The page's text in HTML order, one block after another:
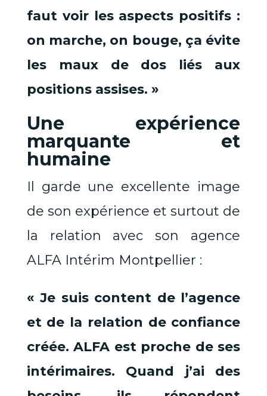
faut voir les aspects positifs :
on marche, on bouge, ça évite
les maux de dos liés aux
positions assises. »
Une expérience
marquante et
humaine
Il garde une excellente image
de son expérience et surtout de
la relation avec son agence
ALFA Intérim Montpellier :
« Je suis content de l’agence
et de la relation de confiance
créée. ALFA est proche de ses
intérimaires. Quand j’ai des